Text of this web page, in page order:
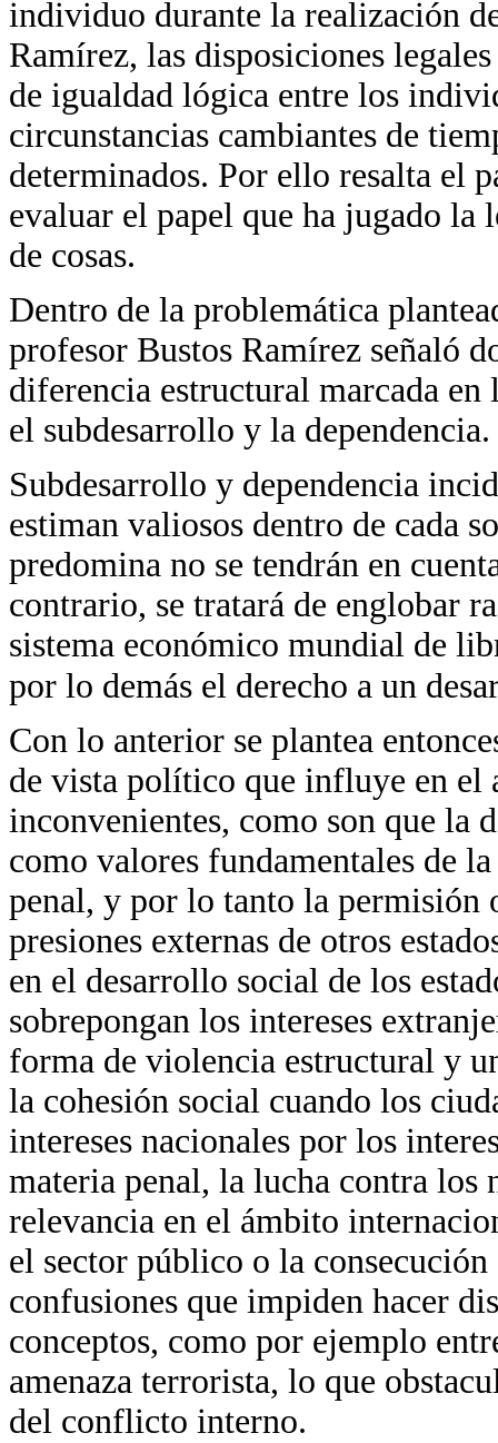
individuo durante la realización
Ramírez, las disposiciones
de igualdad lógica entre los
circunstancias cambiantes de
determinados. Por ello resalta el
evaluar el papel que ha jugado la
de cosas.
Dentro de la problemática
profesor Bustos Ramírez señaló
diferencia estructural marcada en
el subdesarrollo y la dependencia.
Subdesarrollo y dependencia
estiman valiosos dentro de cada
predomina no se tendrán en
contrario, se tratará de englobar
sistema económico mundial de
por lo demás el derecho a un
Con lo anterior se plantea
de vista político que influye en el
inconvenientes, como son que la
como valores fundamentales de
penal, y por lo tanto la permisión
presiones externas de otros
en el desarrollo social de los
sobrepongan los intereses
forma de violencia estructural y
la cohesión social cuando los
intereses nacionales por los
materia penal, la lucha contra los
relevancia en el ámbito
el sector público o la
confusiones que impiden hacer
conceptos, como por ejemplo
amenaza terrorista, lo que
del conflicto interno.